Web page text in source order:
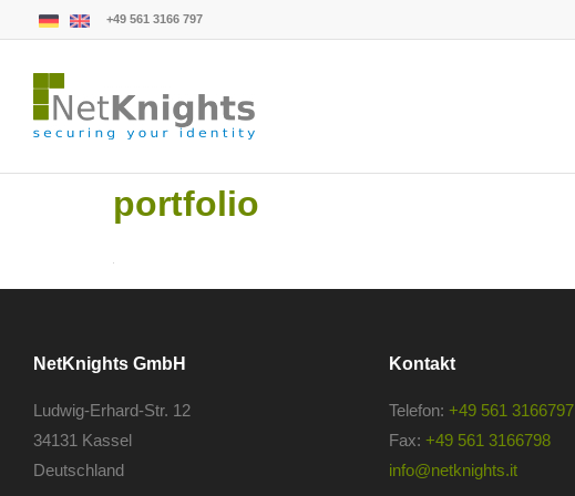
+49 561 3166 797
portfolio
NetKnights GmbH
Ludwig-Erhard-Str. 12
34131 Kassel
Deutschland
Kontakt
Telefon: +49 561 3166797
Fax: +49 561 3166798
info@netknights.it